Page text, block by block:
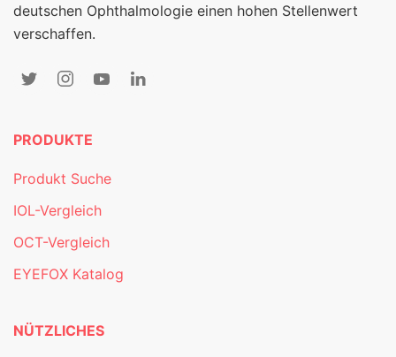
deutschen Ophthalmologie einen hohen Stellenwert
verschaffen.
PRODUKTE
Produkt Suche
IOL-Vergleich
OCT-Vergleich
EYEFOX Katalog
NÜTZLICHES